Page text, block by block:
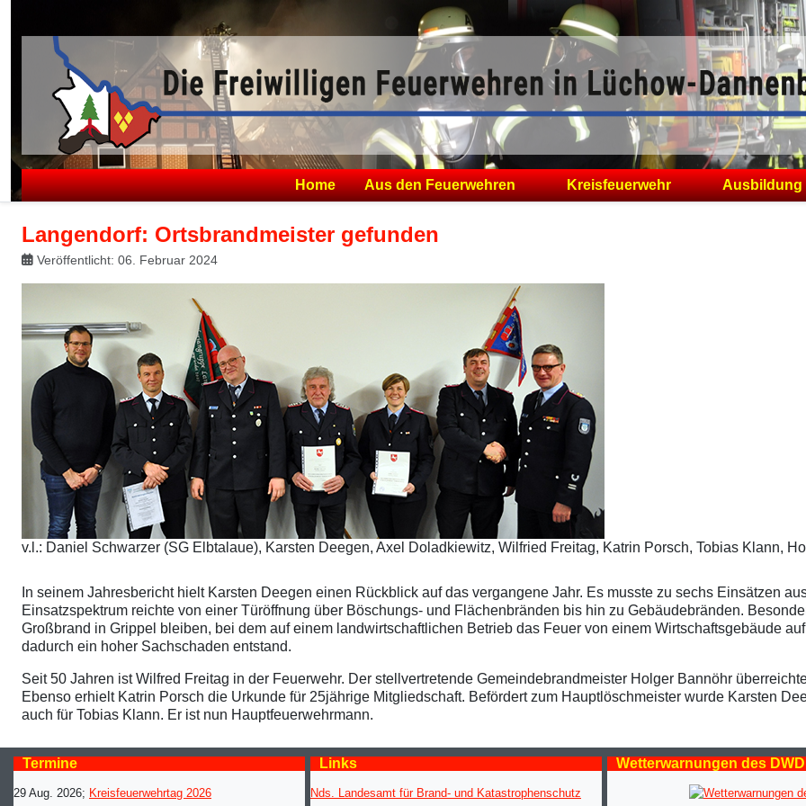
Home Aus den Feuerwehren Kreisfeuerwehr Ausbildung
Langendorf: Ortsbrandmeister gefunden
Veröffentlicht: 06. Februar 2024
v.l.: Daniel Schwarzer (SG Elbtalaue), Karsten Deegen, Axel Doladkiewitz, Wilfried Freitag, Katrin Porsch, Tobias Klann,
In seinem Jahresbericht hielt Karsten Deegen einen Rückblick auf das vergangene Jahr. Es musste zu sechs Einsätzen
Einsatzspektrum reichte von einer Türöffnung über Böschungs- und Flächenbränden bis hin zu Gebäudebränden.
Großbrand in Grippel bleiben, bei dem auf einem landwirtschaftlichen Betrieb das Feuer von einem Wirtschaftsgebäude
dadurch ein hoher Sachschaden entstand.
Seit 50 Jahren ist Wilfred Freitag in der Feuerwehr. Der stellvertretende Gemeindebrandmeister Holger Bannöhr
Ebenso erhielt Katrin Porsch die Urkunde für 25jährige Mitgliedschaft. Befördert zum Hauptlöschmeister wurde Karsten
auch für Tobias Klann. Er ist nun Hauptfeuerwehrmann.
Termine
29 Aug. 2026; Kreisfeuerwehrtag 2026
Links
Nds. Landesamt für Brand- und Katastrophenschutz
Wetterwarnungen des DWD